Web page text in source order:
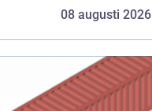
08 augusti 2026